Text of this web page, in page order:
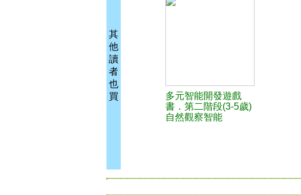
其
他
讀
者
也
買
多元智能開發遊戲
書．第二階段(3-5歲)
自然觀察智能